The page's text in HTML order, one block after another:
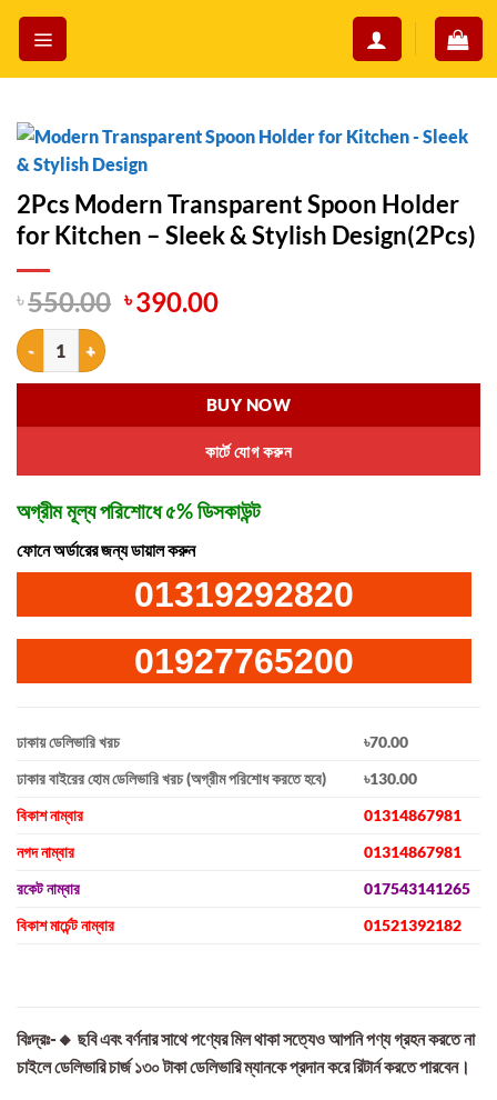
Skip
content
2Pcs Modern Transparent Spoon Holder
for Kitchen – Sleek & Stylish Design(2Pcs)
৳550.00 Original
৳ 550.00.
৳390.00Current
৳ 390.00.
2Pcs Modern Transparent Spoon Holder for Kitchen - Sleek & Stylish
কার্টে যোগ করুন
BUY NOW
অগ্রীম মূল্য পরিশোধে ৫% ডিসকাউন্ট
ফোনে অর্ডারের জন্য ডায়াল করুন
01319292820
01927765200
ঢাকায় ডেলিভারি খরচ
৳70.00
ঢাকার বাইরের হোম ডেলিভারি খরচ (অগ্রীম পরিশোধ করতে হবে)
৳130.00
বিকাশ নাম্বার
01314867981
নগদ নাম্বার
01314867981
রকেট নাম্বার
017543141265
বিকাশ মার্চেন্ট নাম্বার
01521392182
বিঃদ্রঃ-🔸 ছবি এবং বর্ণনার সাথে পণ্যের মিল থাকা সত্যেও আপনি পণ্য গ্রহন করতে না
চাইলে ডেলিভারি চার্জ ১৩০ টাকা ডেলিভারি ম্যানকে প্রদান করে রিটার্ন করতে পারবেন।